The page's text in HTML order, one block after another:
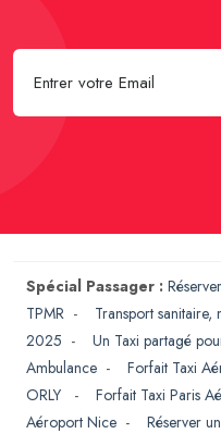
Spécial Passager :
TPMR - Transport sanitaire,
2025 - Un Taxi partagé
Ambulance - Forfait Taxi
ORLY
- Forfait Taxi Paris
Aéroport Nice - Réserver